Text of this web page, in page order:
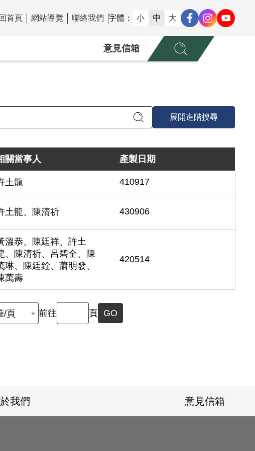
回首頁 網站導覽 聯絡我們 字體： 小 中 大
意見信箱
展開進階搜尋
關當事人 產製日期
土龍 410917
土龍、陳清祈 430906
溫恭、陳廷祥、許土
、陳清祈、呂碧全、陳
琳、陳廷銓、蕭明發、
萬壽
420514
/頁 前往 頁 GO
我們 意見信箱